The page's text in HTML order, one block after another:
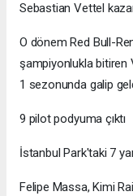
Sebastian Vettel
O dönem Red Bull-
şampiyonlukla bitiren
1 sezonunda galip
9 pilot podyuma çıktı
İstanbul Park'taki 7
Felipe Massa, Kimi